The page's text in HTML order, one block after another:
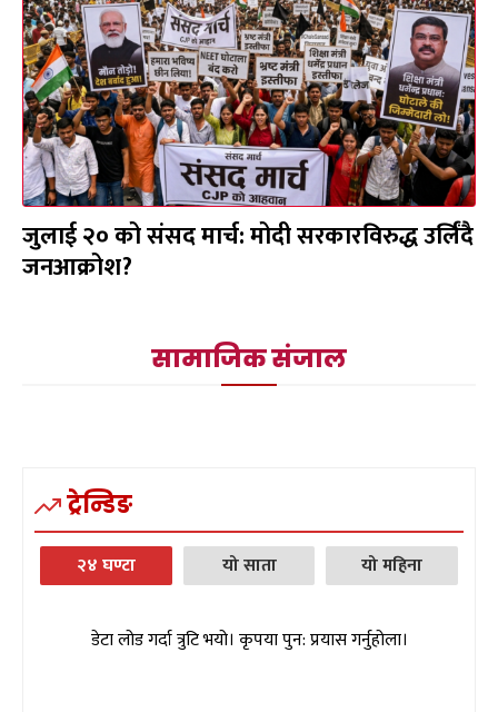
जुलाई २० को संसद मार्च: मोदी सरकारविरुद्ध उर्लिंदै
जनआक्रोश?
सामाजिक संजाल
ट्रेन्डिङ
२४ घण्टा यो साता यो महिना
डेटा लोड गर्दा त्रुटि भयो। कृपया पुन: प्रयास गर्नुहोला।